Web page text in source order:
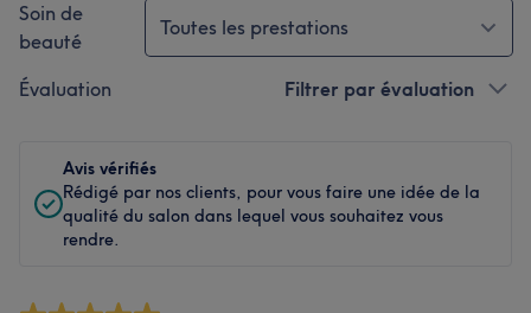
Soin de
beauté
Toutes les prestations
Évaluation Filtrer par évaluation
Avis vérifiés
Rédigé par nos clients, pour vous faire une idée de la
qualité du salon dans lequel vous souhaitez vous
rendre.